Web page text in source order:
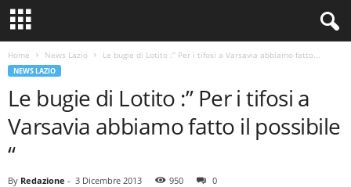
Home News Lazio Le bugie di Lotito :” Per i tifosi a Varsavia abbiamo fatto...
NEWS LAZIO
Le bugie di Lotito :” Per i tifosi a
Varsavia abbiamo fatto il possibile
“
By Redazione - 3 Dicembre 2013 950 0